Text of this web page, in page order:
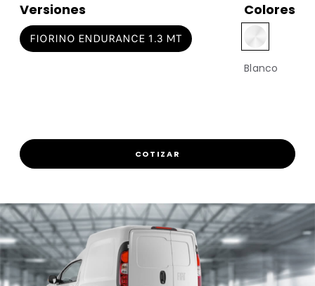
Versiones
FIORINO ENDURANCE 1.3 MT
Colores
Blanco
COTIZAR